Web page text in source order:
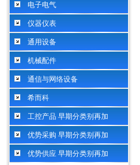
电子电气
仪器仪表
通用设备
机械配件
通信与网络设备
希而科
工控产品 早期分类别再加
优势采购 早期分类别再加
优势供应 早期分类别再加